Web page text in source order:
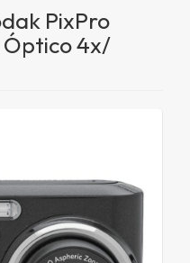
PixPro
Óptico 4x/